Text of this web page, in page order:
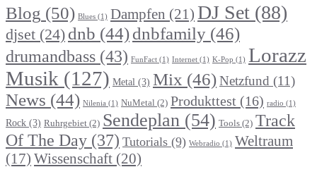
Blog (50) Blues (1) Dampfen (21) DJ Set (88)
djset (24) dnb (44)dnbfamily (46)
drumandbass (43) FunFact (1) Internet (1) K-Pop (1) Lorazz
Musik (127) Metal (3) Mix (46)Netzfund (11)
News (44) Nilenia (1) NuMetal (2) Produkttest (16) radio (1)
Rock (3) Ruhrgebiet (2) Sendeplan (54) Tools (2) Track
Of The Day (37) Tutorials (9) Webradio (1) Weltraum
(17) Wissenschaft (20)